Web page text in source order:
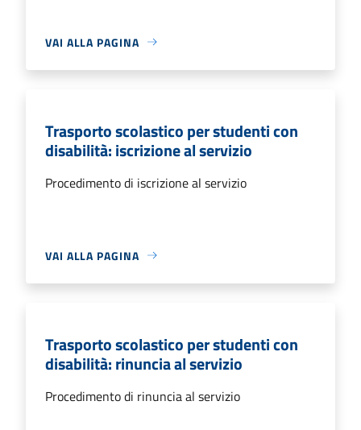
VAI ALLA PAGINA
Trasporto scolastico per studenti con
disabilità: iscrizione al servizio
Procedimento di iscrizione al servizio
VAI ALLA PAGINA
Trasporto scolastico per studenti con
disabilità: rinuncia al servizio
Procedimento di rinuncia al servizio